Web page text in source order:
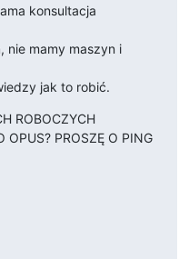
konsultacja
nie mamy maszyn i
jak to robić.
ROBOCZYCH
OPUS? PROSZĘ O PING